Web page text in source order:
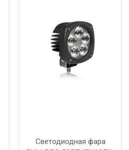
Светодиодная фара